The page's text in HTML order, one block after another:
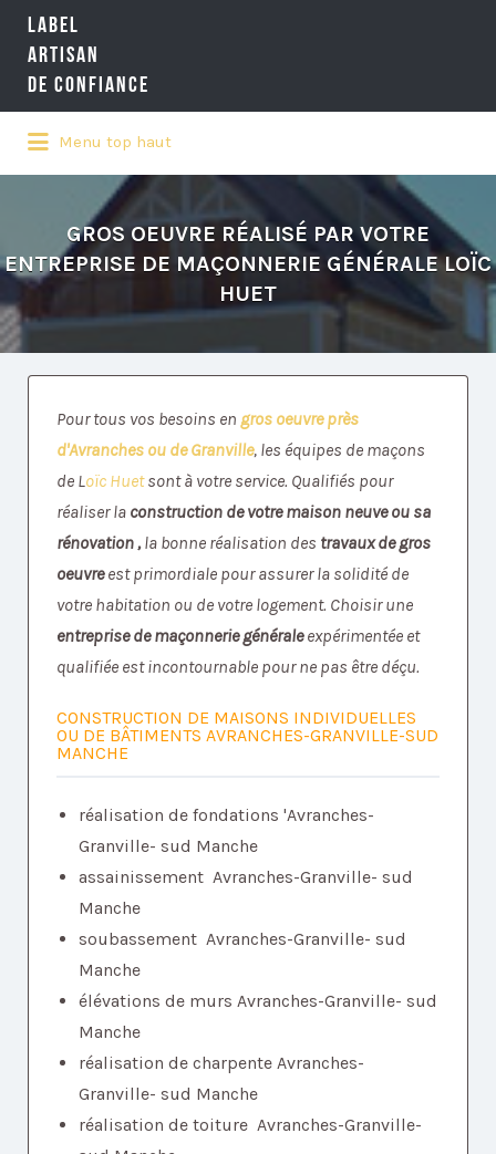
LABEL
ARTISAN
DE CONFIANCE
LA RÉFÉRENCE QUALITÉ NATIONALE
DE L'ARTISANAT
Rechercher:
Menu top haut
GROS OEUVRE RÉALISÉ PAR VOTRE
ENTREPRISE DE MAÇONNERIE GÉNÉRALE LOÏC
HUET
Pour tous vos besoins en gros oeuvre près
d'Avranches ou de Granville, les équipes de maçons
de L oïc Huetsont à votre service. Qualifiés pour
réaliser la construction de votre maison neuve ou sa
rénovation ,la bonne réalisation des travaux de gros
oeuvreest primordiale pour assurer la solidité de
votre habitation ou de votre logement. Choisir une
entreprise de maçonnerie généraleexpérimentée et
qualifiée est incontournable pour ne pas être déçu.
CONSTRUCTION DE MAISONS INDIVIDUELLES
OU DE BÂTIMENTS AVRANCHES-GRANVILLE-SUD
MANCHE
réalisation de fondations 'Avranches-
Granville- sud Manche
assainissement Avranches-Granville- sud
Manche
soubassement Avranches-Granville- sud
Manche
élévations de murs Avranches-Granville- sud
Manche
réalisation de charpente Avranches-
Granville- sud Manche
réalisation de toiture Avranches-Granville-